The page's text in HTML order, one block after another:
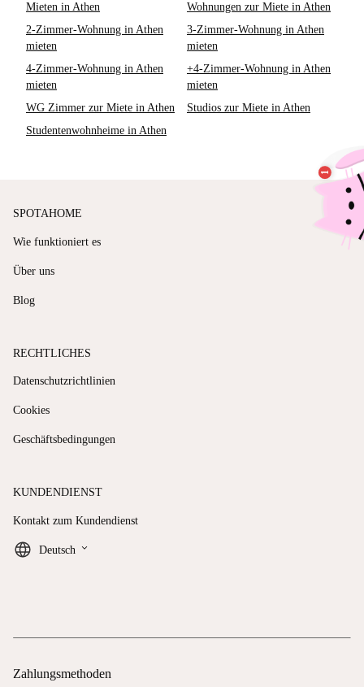
Mieten in Athen
Wohnungen zur Miete in Athen
2-Zimmer-Wohnung in Athen
mieten
3-Zimmer-Wohnung in Athen
mieten
4-Zimmer-Wohnung in Athen
mieten
+4-Zimmer-Wohnung in Athen
mieten
WG Zimmer zur Miete in Athen
Studios zur Miete in Athen
Studentenwohnheime in Athen
SPOTAHOME
Wie funktioniert es
Über uns
Blog
RECHTLICHES
Datenschutzrichtlinien
Cookies
Geschäftsbedingungen
KUNDENDIENST
Kontakt zum Kundendienst
Deutsch keyboard_arrow_down
Zahlungsmethoden